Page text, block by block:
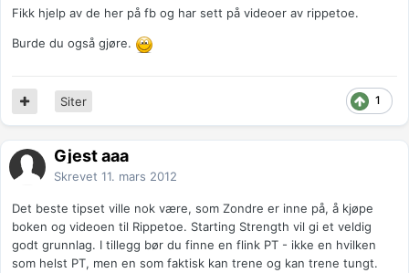
Fikk hjelp av de her på fb og har sett på videoer av rippetoe.
Burde du også gjøre.
1
Siter
Gjest aaa
Skrevet 11. mars 2012
Det beste tipset ville nok være, som Zondre er inne på, å kjøpe
boken og videoen til Rippetoe. Starting Strength vil gi et veldig
godt grunnlag. I tillegg bør du finne en flink PT - ikke en hvilken
som helst PT, men en som faktisk kan trene og kan trene tungt.